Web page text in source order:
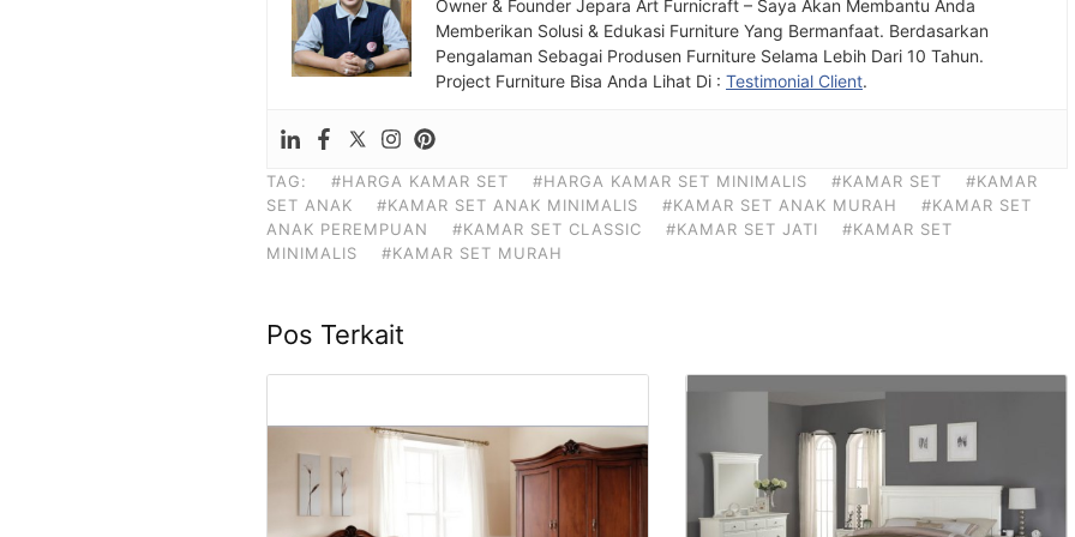
Owner & Founder Jepara Art Furnicraft – Saya Akan Membantu Anda
Memberikan Solusi & Edukasi Furniture Yang Bermanfaat. Berdasarkan
Pengalaman Sebagai Produsen Furniture Selama Lebih Dari 10 Tahun.
Project Furniture Bisa Anda Lihat Di : Testimonial Client.
TAG: #HARGA KAMAR SET #HARGA KAMAR SET MINIMALIS #KAMAR SET
#KAMAR
SET ANAK
#KAMAR SET ANAK MINIMALIS #KAMAR SET ANAK MURAH
#KAMAR SET
ANAK PEREMPUAN
#KAMAR SET CLASSIC #KAMAR SET JATI
#KAMAR SET
MINIMALIS
#KAMAR SET MURAH
Pos Terkait